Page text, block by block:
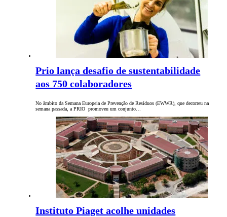
Prio lança desafio de sustentabilidade
aos 750 colaboradores
No âmbito da Semana Europeia de Prevenção de Resíduos (EWWR), que decorreu na
semana passada, a PRIO promoveu um conjunto…
Instituto Piaget acolhe unidades